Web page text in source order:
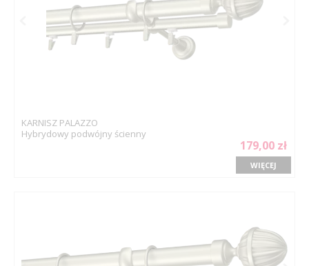
KARNISZ PALAZZO
Hybrydowy podwójny ścienny
179,00 zł
WIĘCEJ